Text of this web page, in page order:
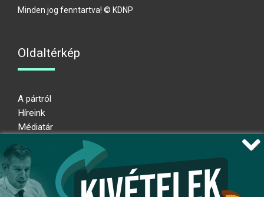
Minden jog fenntartva! © KDNP
Oldaltérkép
A pártról
Híreink
Médiatár
Adatkezelési nyilatkozat
Átláthatósági nyilatkozat
Ugrás az oldal tetejére